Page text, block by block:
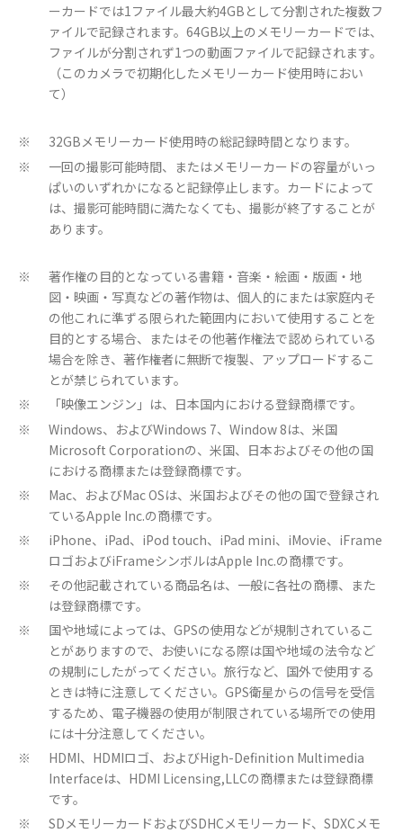
ーカードでは1ファイル最大約4GBとして分割された複数フ
ァイルで記録されます。64GB以上のメモリーカードでは、
ファイルが分割されず1つの動画ファイルで記録されます。
（このカメラで初期化したメモリーカード使用時におい
て）
※ 32GBメモリーカード使用時の総記録時間となります。
※
一回の撮影可能時間、またはメモリーカードの容量がいっ
ぱいのいずれかになると記録停止します。カードによって
は、撮影可能時間に満たなくても、撮影が終了することが
あります。
※
著作権の目的となっている書籍・音楽・絵画・版画・地
図・映画・写真などの著作物は、個人的にまたは家庭内そ
の他これに準ずる限られた範囲内において使用することを
目的とする場合、またはその他著作権法で認められている
場合を除き、著作権者に無断で複製、アップロードするこ
とが禁じられています。
※ 「映像エンジン」は、日本国内における登録商標です。
※
Windows、およびWindows 7、Window 8は、米国
Microsoft Corporationの、米国、日本およびその他の国
における商標または登録商標です。
※
Mac、およびMac OSは、米国およびその他の国で登録され
ているApple Inc.の商標です。
※
iPhone、iPad、iPod touch、iPad mini、iMovie、iFrame
ロゴおよびiFrameシンボルはApple Inc.の商標です。
※
その他記載されている商品名は、一般に各社の商標、また
は登録商標です。
※
国や地域によっては、GPSの使用などが規制されているこ
とがありますので、お使いになる際は国や地域の法令など
の規制にしたがってください。旅行など、国外で使用する
ときは特に注意してください。GPS衛星からの信号を受信
するため、電子機器の使用が制限されている場所での使用
には十分注意してください。
※
HDMI、HDMIロゴ、およびHigh-Definition Multimedia
Interfaceは、HDMI Licensing,LLCの商標または登録商標
です。
※
SDメモリーカードおよびSDHCメモリーカード、SDXCメモ